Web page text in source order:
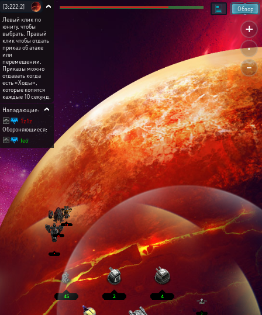
+
.
-
Обзор
[3:222:2]
Левый клик по
юниту, чтобы
выбрать. Правый
клик чтобы отдать
приказ об атаке
или
перемещении.
Приказы можно
отдавать когда
есть «Ходы»,
которые копятся
каждые 10 секунд.
Нападающие:
1z1z
Обороняющиеся:
teo